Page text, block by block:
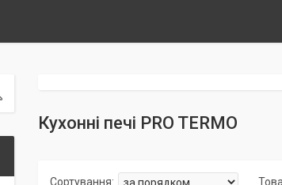
Кухонні печі PRO TERMO